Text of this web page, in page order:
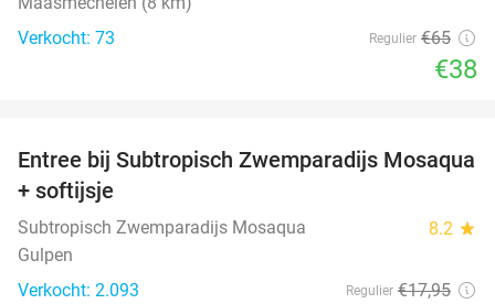
Verkocht: 73
Regulier €65
€38
25%
Entree bij Subtropisch Zwemparadijs Mosaqua
+ softijsje
Subtropisch Zwemparadijs Mosaqua 8.2 star
Gulpen
Verkocht: 2.093
Regulier €17,95